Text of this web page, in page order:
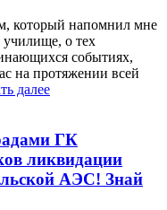
который напомнил мне
о тех
событиях,
на протяжении всей
далее
ГК
ликвидации
АЭС! Знай